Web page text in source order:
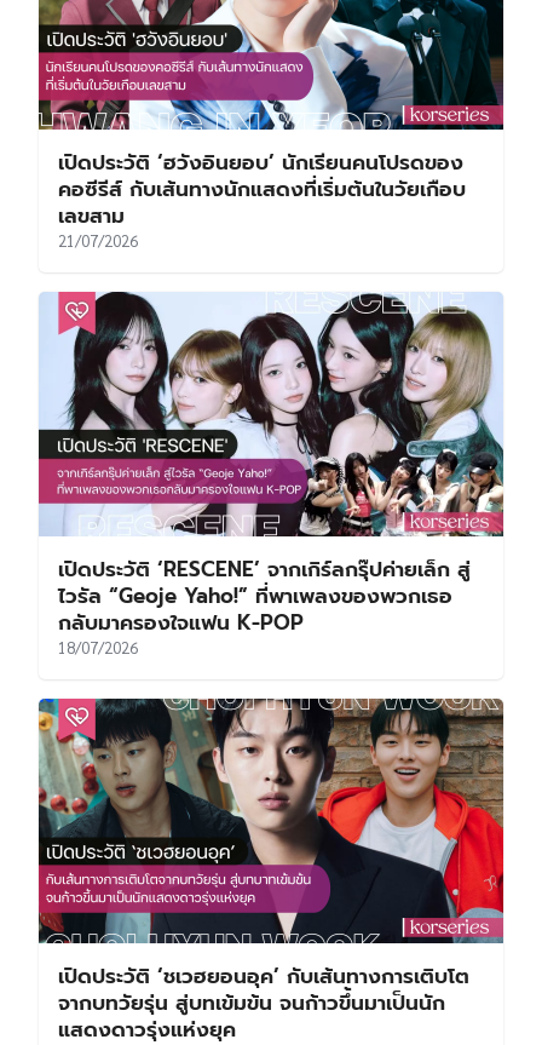
เปิดประวัติ ‘ฮวังอินยอบ’ นักเรียนคนโปรดของ
คอซีรีส์ กับเส้นทางนักแสดงที่เริ่มต้นในวัยเกือบ
เลขสาม
21/07/2026
เปิดประวัติ ‘RESCENE’ จากเกิร์ลกรุ๊ปค่ายเล็ก สู่
ไวรัล “Geoje Yaho!” ที่พาเพลงของพวกเธอ
กลับมาครองใจแฟน K-POP
18/07/2026
เปิดประวัติ ‘ชเวฮยอนอุค’ กับเส้นทางการเติบโต
จากบทวัยรุ่น สู่บทเข้มข้น จนก้าวขึ้นมาเป็นนัก
แสดงดาวรุ่งแห่งยุค